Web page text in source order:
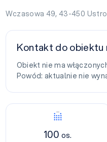
Wczasowa 49, 43-450
100os.
Kontakt do obiektu
Obiekt nie ma
Powód: aktualnie nie